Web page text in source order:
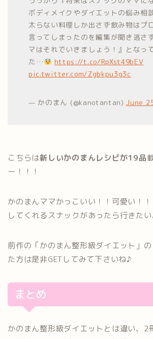
ボディメイクやダイエットの悩み相
太らない料理しか出さず飲み物はプ
言ってしまったのを編集が聞き逃さ
マはそれでいきましょう！』となっ
た…
https://t.co/RpXst49bEV
pic.twitter.com/Zgbkpu3g3c
— かのまん (@kanotantan)June
こちらは新しいかのまんレシピが19品
ー！！！
かのまんママかっこいい！！可愛い！
してくれるスナックがあったら行きた
前作の「かのまん整形級ダイエット」
た方は是非GETしてみて下さいね♪
まとめ
かのまん整形級ダイエットとは違い、2